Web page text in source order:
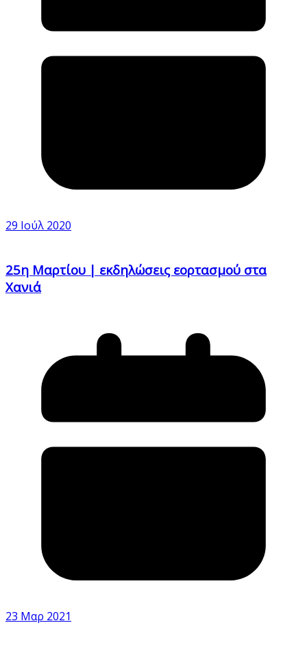
29 Ιούλ 2020
25η Μαρτίου | εκδηλώσεις εορτασμού στα
Χανιά
23 Μαρ 2021